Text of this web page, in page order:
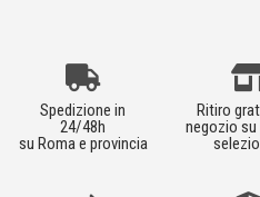
Spedizione in
24/48h
su Roma e provincia
Ritiro
negozio